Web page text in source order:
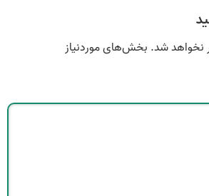
نخواهد شد. بخش‌های موردنیاز